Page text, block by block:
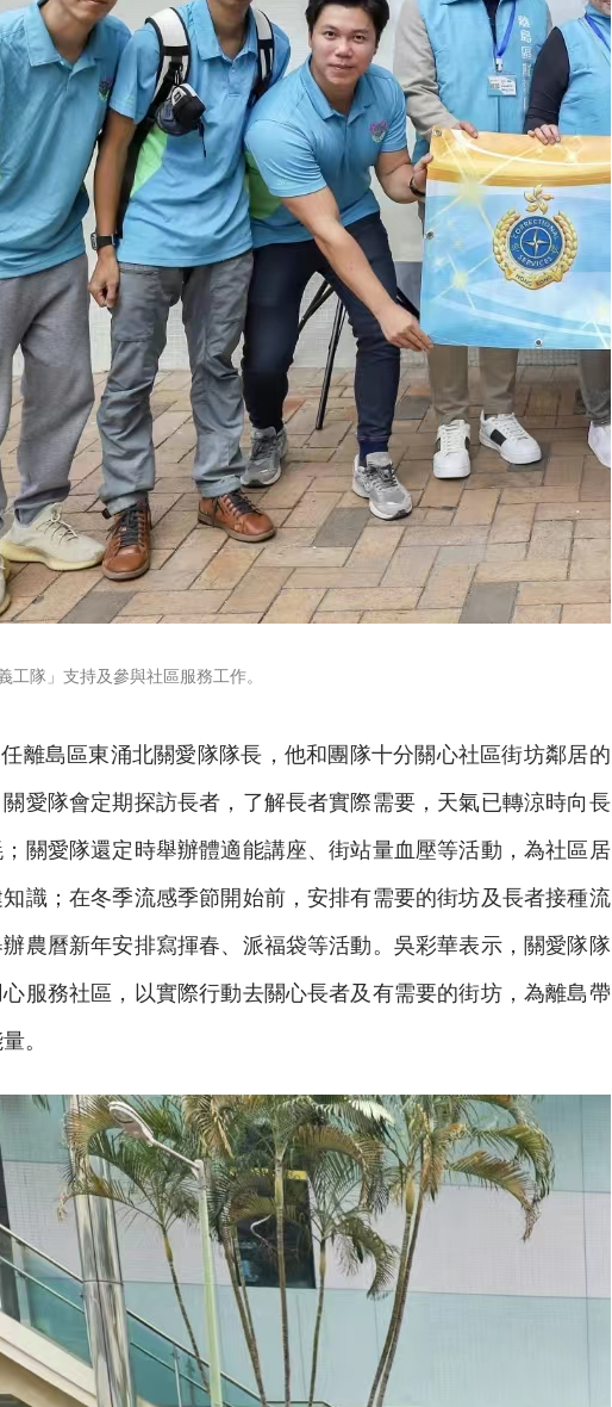
工隊」支持及參與社區服務工作。
離島區東涌北關愛隊隊長，他和團隊十分關心社區街坊鄰居的
關愛隊會定期探訪長者，了解長者實際需要，天氣已轉涼時向長
關愛隊還定時舉辦體適能講座、街站量血壓等活動，為社區居
知識；在冬季流感季節開始前，安排有需要的街坊及長者接種流
農曆新年安排寫揮春、派福袋等活動。吳彩華表示，關愛隊隊
心服務社區，以實際行動去關心長者及有需要的街坊，為離島帶
。